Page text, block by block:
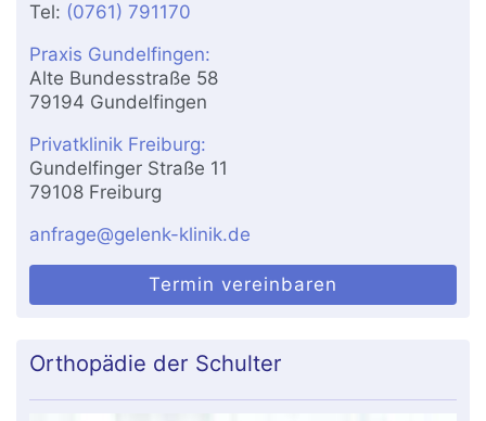
Tel: (0761) 791170
Praxis Gundelfingen:
Alte Bundesstraße 58
79194 Gundelfingen
Privatklinik Freiburg:
Gundelfinger Straße 11
79108 Freiburg
anfrage@gelenk-klinik.de
Termin vereinbaren
Orthopädie der Schulter